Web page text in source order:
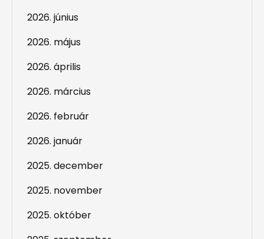
2026. június
2026. május
2026. április
2026. március
2026. február
2026. január
2025. december
2025. november
2025. október